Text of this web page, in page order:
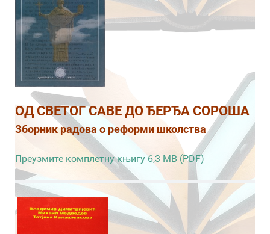
ОД СВЕТОГ САВЕ ДО ЂЕРЂА СОРОША
Зборник радова о реформи школства
Преузмите комплетну књигу 6,3 MB (PDF)